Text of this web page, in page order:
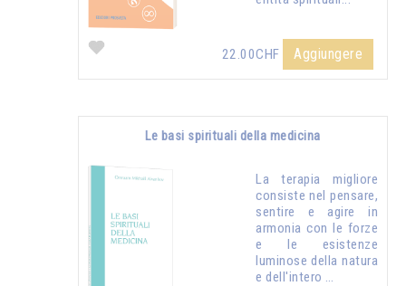
22.00CHF Aggiungere
Le basi spirituali della medicina
La terapia migliore
consiste nel pensare,
sentire e agire in
armonia con le forze
e le esistenze
luminose della natura
e dell'intero …